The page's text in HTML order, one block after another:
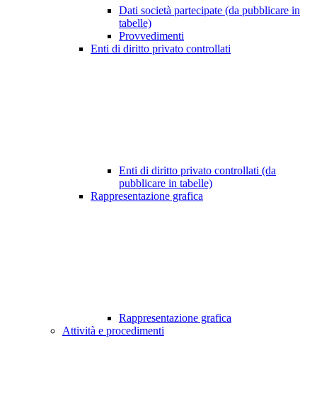
Dati società partecipate (da pubblicare in
tabelle)
Provvedimenti
Enti di diritto privato controllati
Enti di diritto privato controllati (da
pubblicare in tabelle)
Rappresentazione grafica
Rappresentazione grafica
Attività e procedimenti